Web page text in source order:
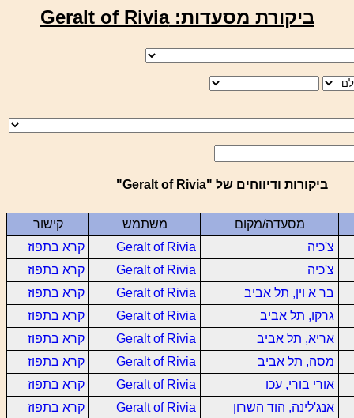
ביקורת מסעדות: Geralt of Rivia
ביקורות ודיווחים של "Geralt of Rivia"
מסעדה/מקום משתמש
קישור
צ'כיה
Geralt of Rivia
קרא בתפוז
צ'כיה
Geralt of Rivia
קרא בתפוז
בר א וין, תל אביב
Geralt of Rivia
קרא בתפוז
גרקו, תל אביב
Geralt of Rivia
קרא בתפוז
אריא, תל אביב
Geralt of Rivia
קרא בתפוז
מסה, תל אביב
Geralt of Rivia
קרא בתפוז
אורי בורי, עכו
Geralt of Rivia
קרא בתפוז
אנג'לינה, הוד השרון
Geralt of Rivia קרא בתפוז